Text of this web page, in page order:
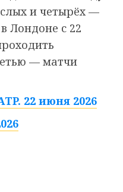
и четырёх —
Лондоне с 22
— матчи
22 июня 2026